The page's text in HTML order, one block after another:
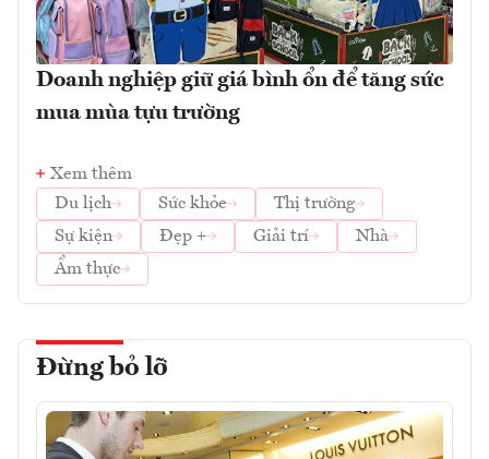
Doanh nghiệp giữ giá bình ổn để tăng sức
mua mùa tựu trường
Xem thêm
Du lịch
Sức khỏe
Thị trường
Sự kiện
Đẹp + Giải trí
Nhà
Ẩm thực
Đừng bỏ lỡ